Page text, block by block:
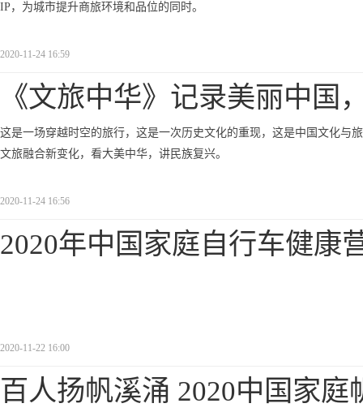
IP，为城市提升商旅环境和品位的同时。
2020-11-24 16:59
《文旅中华》记录美丽中国
这是一场穿越时空的旅行，这是一次历史文化的重现，这是中国文化与
文旅融合新变化，看大美中华，讲民族复兴。
2020-11-24 16:56
2020年中国家庭自行车健康
2020-11-22 16:00
百人扬帆溪涌 2020中国家庭